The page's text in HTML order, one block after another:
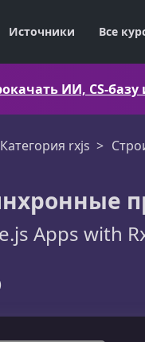
Источники Все
ИИ, CS-
Категория rxjs
Apps with